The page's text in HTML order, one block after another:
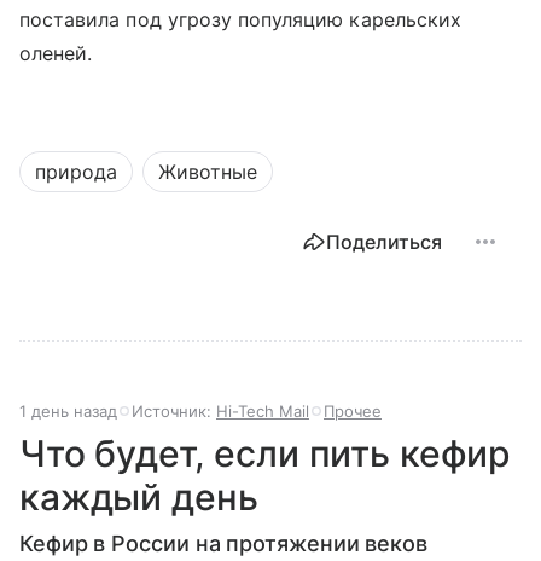
поставила под угрозу популяцию карельских
оленей.
природа Животные
Поделиться
1 день назад Источник: Hi-Tech Mail Прочее
Что будет, если пить кефир
каждый день
Кефир в России на протяжении веков